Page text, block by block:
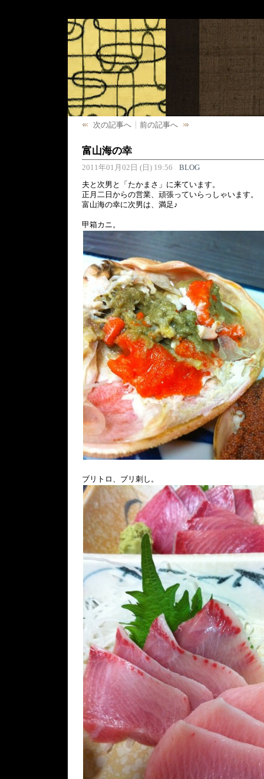
次の記事へ 前の記事へ
富山海の幸
2011年01月02日 (日) 19:56
BLOG
夫と次男と「たかまさ」に来ています。
正月二日からの営業、頑張っていらっしゃいます。
富山海の幸に次男は、満足♪
甲箱カニ。
ブリトロ、ブリ刺し。